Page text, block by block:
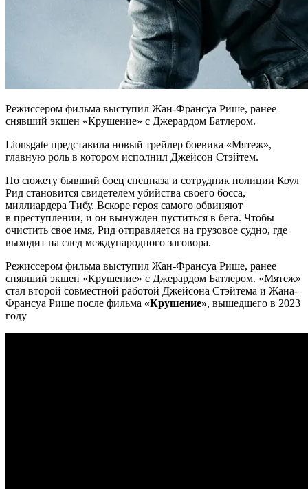
Режиссером фильма выступил Жан-Франсуа Рише, ранее
снявший экшен «Крушение» с Джерардом Батлером.
Lionsgate представила новый трейлер боевика «Мятеж»,
главную роль в котором исполнил Джейсон Стэйтем.
По сюжету бывший боец спецназа и сотрудник полиции Коул
Рид становится свидетелем убийства своего босса,
миллиардера Тибу. Вскоре героя самого обвиняют
в преступлении, и он вынужден пуститься в бега. Чтобы
очистить свое имя, Рид отправляется на грузовое судно, где
выходит на след международного заговора.
Режиссером фильма выступил Жан-Франсуа Рише, ранее
снявший экшен «Крушение» с Джерардом Батлером. «Мятеж»
стал второй совместной работой Джейсона Стэйтема и Жана-
Франсуа Рише после фильма «Крушение», вышедшего в 2023
году